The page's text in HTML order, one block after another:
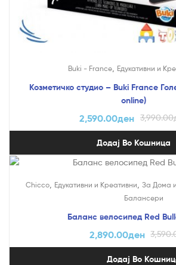
Buki - France, Едукативни и
Козметичко студио – Buki France
online)
3,990.00
2,590.00ден
Додај Во Кошница
Chicco, Едукативни и Креативни За Дома
Балансери
Баланс велосипед Red
2,890.00ден
Додај Во